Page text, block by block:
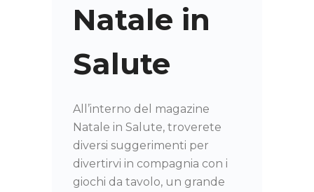
Natale in
Salute
All’interno del magazine
Natale in Salute, troverete
diversi suggerimenti per
divertirvi in compagnia con i
giochi da tavolo, un grande